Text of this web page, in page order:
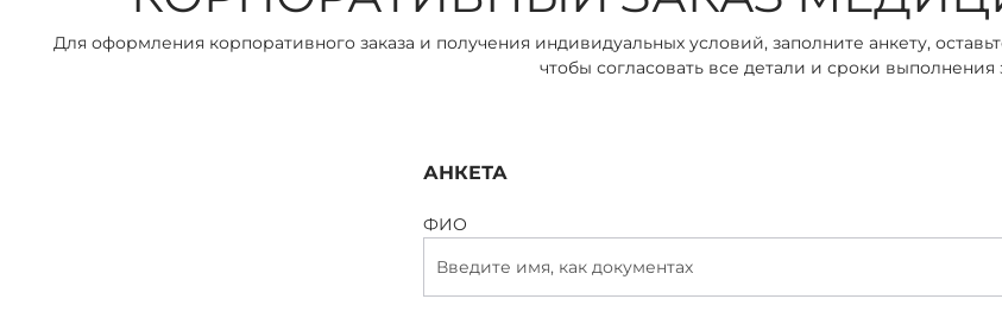
Для оформления корпоративного заказа и получения индивидуальных условий, заполните анкету,
чтобы согласовать все детали и сроки выполнения
АНКЕТА
ФИО